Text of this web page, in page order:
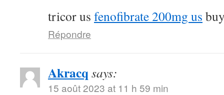
tricor us fenofibrate 200mg us
Répondre
Akracq says:
15 août 2023 at 11 h 59 min